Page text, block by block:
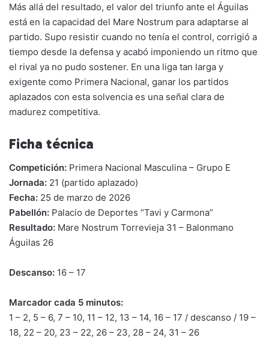
Más allá del resultado, el valor del triunfo ante el Águilas
está en la capacidad del Mare Nostrum para adaptarse al
partido. Supo resistir cuando no tenía el control, corrigió a
tiempo desde la defensa y acabó imponiendo un ritmo que
el rival ya no pudo sostener. En una liga tan larga y
exigente como Primera Nacional, ganar los partidos
aplazados con esta solvencia es una señal clara de
madurez competitiva.
Ficha técnica
Competición: Primera Nacional Masculina – Grupo E
Jornada: 21 (partido aplazado)
Fecha: 25 de marzo de 2026
Pabellón: Palacio de Deportes “Tavi y Carmona”
Resultado: Mare Nostrum Torrevieja 31 – Balonmano
Águilas 26
Descanso: 16 – 17
Marcador cada 5 minutos:
1 – 2, 5 – 6, 7 – 10, 11 – 12, 13 – 14, 16 – 17 / descanso / 19 –
18, 22 – 20, 23 – 22, 26 – 23, 28 – 24, 31 – 26